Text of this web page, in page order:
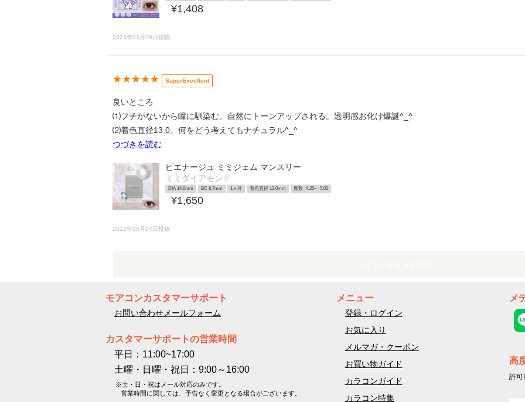
¥1,408
2023年03月08日投稿
★★★★★ SuperExcellent
良いところ
⑴フチがないから瞳に馴染む。自然にトーンアップされる。透明感お化け爆誕^_^
⑵着色直径13.0。何をどう考えてもナチュラル^_^
つづきを読む
ピエナージュ ミミジェム マンスリー
ミミダイアモンド
DIA 14.0mm BC 8.7mm 1ヶ月 着色直径 13.0mm 度数 -4.25~ -5.00
¥1,650
2022年05月24日投稿
モアコンカスタマーサポート
お問い合わせメールフォーム
カスタマーサポートの営業時間
平日：11:00~17:00
土曜・日曜・祝日：9:00～16:00
※土・日・祝はメール対応のみです。
営業時間に関しては、予告なく変更となる場合がございます。
メニュー
登録・ログイン
お気に入り
メルマガ・クーポン
お買い物ガイド
カラコンガイド
カラコン特集
メ
高
許可